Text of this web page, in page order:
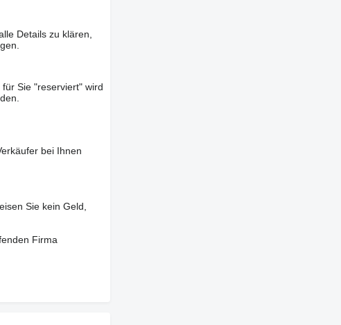
Details zu klären,
Sie "reserviert" wird
bei Ihnen
Sie kein Geld,
Firma